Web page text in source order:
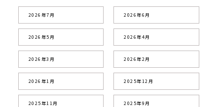
2026年7月 2026年6月
2026年5月 2026年4月
2026年3月 2026年2月
2026年1月 2025年12月
2025年11月 2025年9月